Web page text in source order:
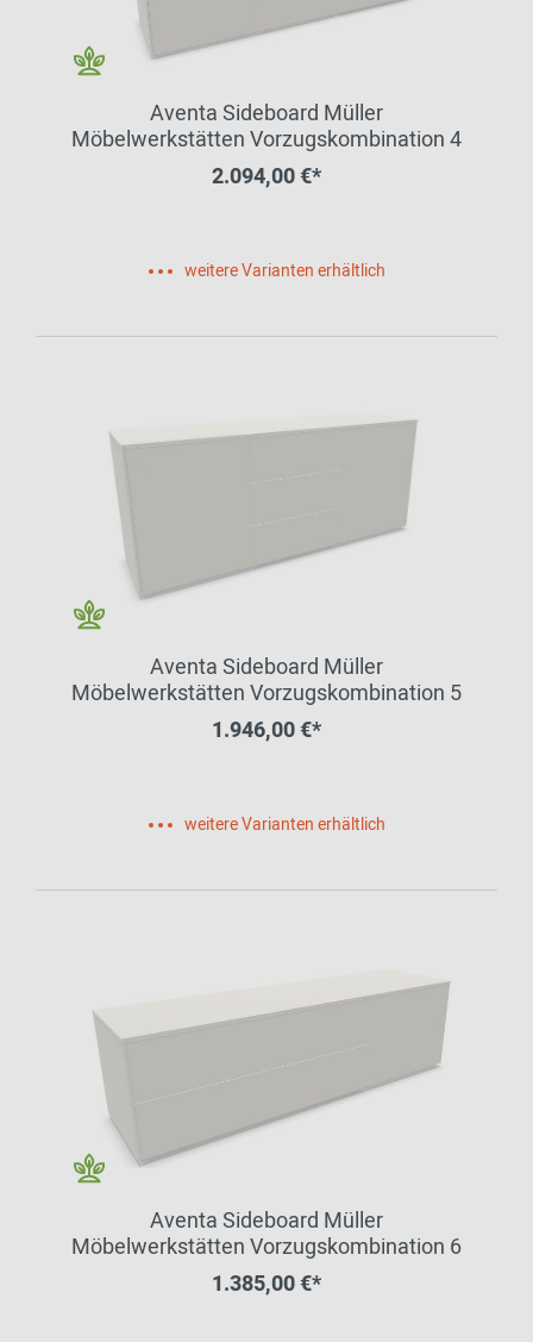
Aventa Sideboard Müller
Möbelwerkstätten Vorzugskombination 4
2.094,00 €*
weitere Varianten erhältlich
Aventa Sideboard Müller
Möbelwerkstätten Vorzugskombination 5
1.946,00 €*
weitere Varianten erhältlich
Aventa Sideboard Müller
Möbelwerkstätten Vorzugskombination 6
1.385,00 €*